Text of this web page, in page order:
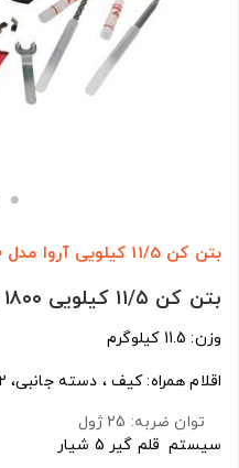
بتن کن 11/5 کیلویی آروا مدل 5230
بتن کن ۱۱/۵ کیلویی ۱۸۰۰ وات Arva مدل ۵۲۳۰
وزن: 11.5 کیلوگرم
اقلام همراه: کیف ، دسته جانبی، 2 عدد قلم، دفترچه راهنما
توان ضربه: 25 ژول
سیستم قلم گیر 5 شیار